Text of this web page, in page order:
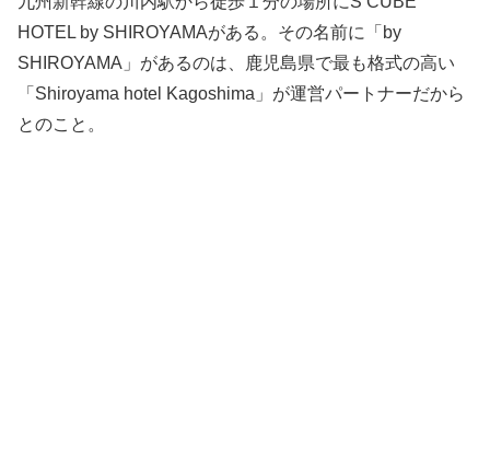
HOTEL by SHIROYAMAがある。その名前に「by
SHIROYAMA」があるのは、鹿児島県で最も格式の高い
「Shiroyama hotel Kagoshima」が運営パートナーだから
とのこと。